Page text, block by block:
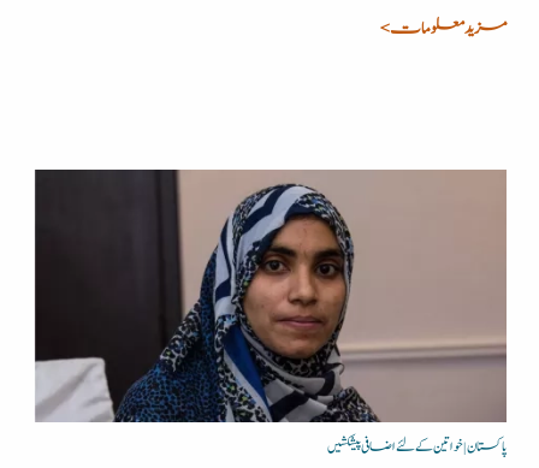
مزید معلومات >
پاکستان | خواتین کے لئے اضافی پیشکشیں